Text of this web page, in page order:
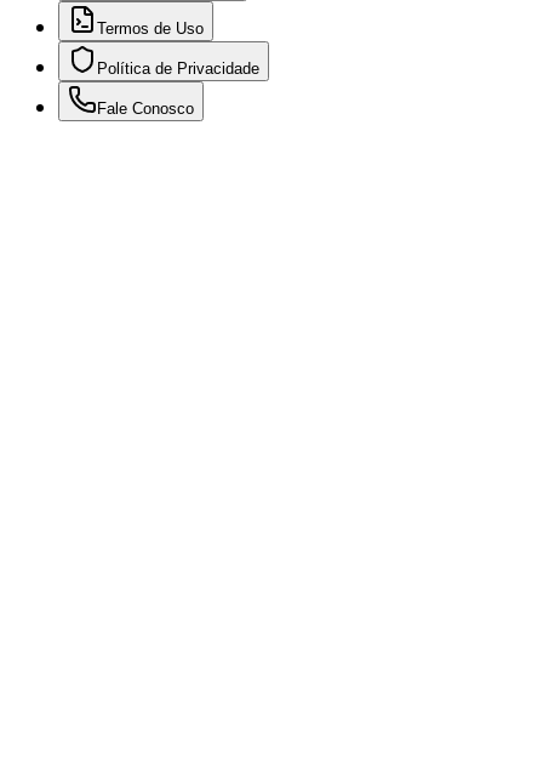
Termos de Uso
Política de Privacidade
Fale Conosco